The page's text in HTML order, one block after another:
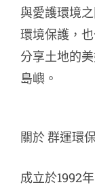
與愛護環境
環境保護，
分享土地的
島嶼。
關於 群運環
成立於1992